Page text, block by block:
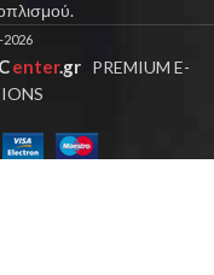
2026
enter.gr PREMIUM E-